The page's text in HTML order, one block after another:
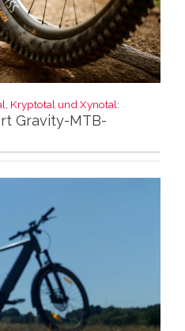
Kryptotal und Xynotal:
Gravity-MTB-